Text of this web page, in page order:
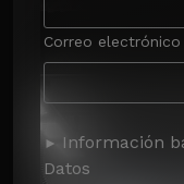
Correo electrónico
Información
Datos